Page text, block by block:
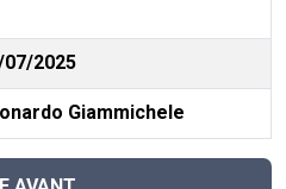
07/2025
Giammichele